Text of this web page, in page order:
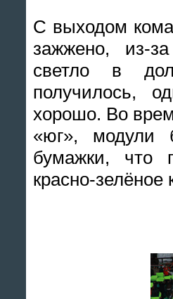
С выходом
зажжено, из-
светло в
получилось,
хорошо. Во
«юг», модули
бумажки, что
красно-зелёное